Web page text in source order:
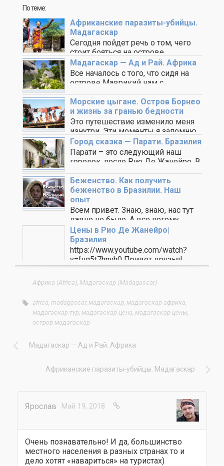
По теме:
Африканские паразиты-убийцы.
Мадагаскар
Сегодня пойдет речь о том, чего
стоит бояться на острове
Мадагаскар, то, ..
Мадагаскар — Ад и Рай. Африка
Все началось с того, что сидя на
острове Маврикий нам с
Морские цыгане. Остров Борнео
и жизнь за гранью бедности
Это путешествие изменило меня
изнутри. Эти моменты я запомню
на всю жизнь. ..
Город сказка — Парати. Бразилия
Парати – это следующий наш
городок, после Рио Де Жанейро. В
Беженство. Как получить
беженство в Бразилии. Наш
опыт
Всем привет. Знаю, знаю, нас тут
давно не было. А все потому, ..
Цены в Рио Де Жанейро|
Бразилия
https://www.youtube.com/watch?
v=fvg5t7hnyh0 Привет друзья!
Сегодня мы немного поговорим о
ценах в Рио Де Жанейро. ..
Африка (Africa) Мадагаскар (Madagascar)
africa madagascar, мадагаскар мадагаскар африка
мадагаскар тур мадагаскар цена мадагаскар цены
остров мадагаскар
Мадагаскар — Ад и Рай. Африка
Африканские паразиты-убийцы. Мадагаскар
Ярослав Май 19, 2018
Очень познавательно! И да, большинство
местного населения в разных странах то и
дело хотят «навариться» на туристах)